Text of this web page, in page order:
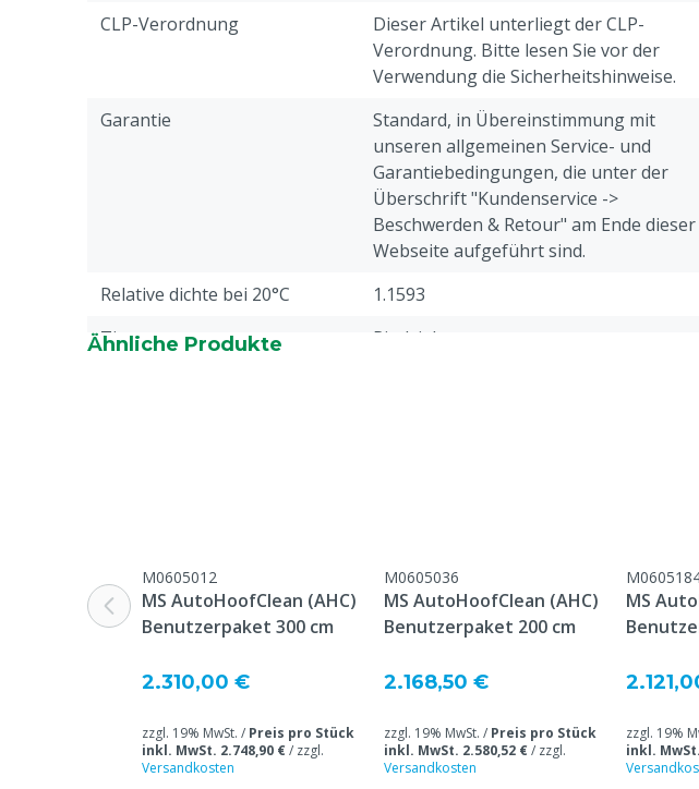
CLP-Verordnung
Dieser Artikel unterliegt der CLP-
Verordnung. Bitte lesen Sie vor der
Verwendung die Sicherheitshinweise.
Garantie
Standard, in Übereinstimmung mit
unseren allgemeinen Service- und
Garantiebedingungen, die unter der
Überschrift "Kundenservice ->
Beschwerden & Retour" am Ende dieser
Webseite aufgeführt sind.
Relative dichte bei 20°C
1.1593
Tierarten
Rindvieh
Ähnliche Produkte
M0605012
MS AutoHoofClean (AHC)
Benutzerpaket 300 cm
2.310,00 €
zzgl. 19% MwSt. / Preis pro Stück
inkl. MwSt. 2.748,90 €/ zzgl.
Versandkosten
M0605036
MS AutoHoofClean (AHC)
Benutzerpaket 200 cm
2.168,50 €
zzgl. 19% MwSt. / Preis pro Stück
inkl. MwSt. 2.580,52 €/ zzgl.
Versandkosten
MS
zzgl. 19%
inkl.